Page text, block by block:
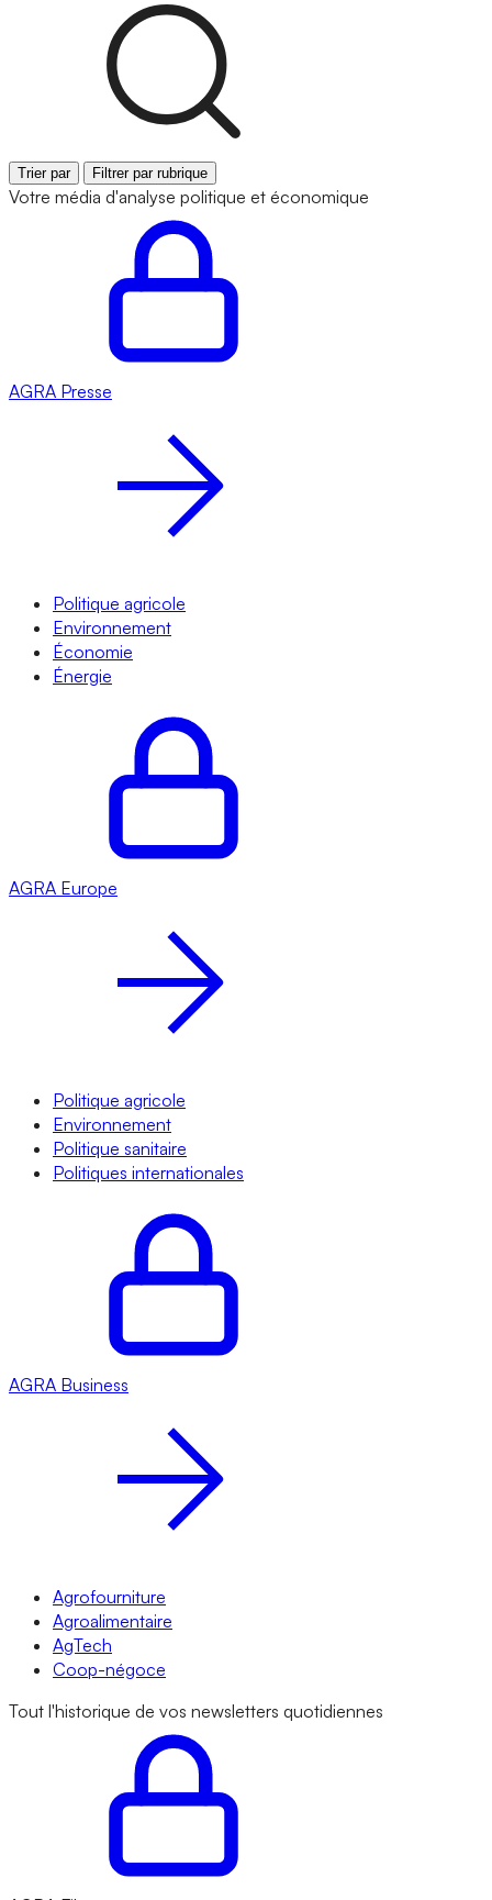
Trier par Filtrer par rubrique
Votre média d'analyse politique et économique
AGRA Presse
Politique agricole
Environnement
Économie
Énergie
AGRA Europe
Politique agricole
Environnement
Politique sanitaire
Politiques internationales
AGRA Business
Agrofourniture
Agroalimentaire
AgTech
Coop-négoce
Tout l'historique de vos newsletters quotidiennes